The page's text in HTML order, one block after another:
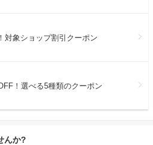
対象ショップ割引クーポン
！選べる5種類のクーポン
んか?